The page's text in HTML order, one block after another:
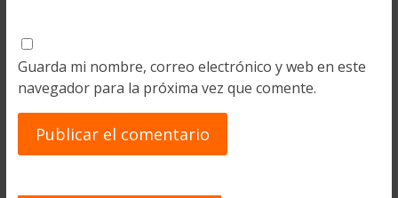
Guarda mi nombre, correo electrónico y web en este
navegador para la próxima vez que comente.